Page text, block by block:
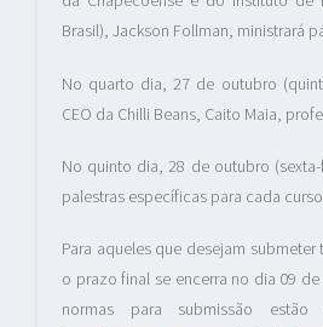
Brasil), Jackson Follman, ministrará
No quarto dia, 27 de outubro
CEO da Chilli Beans, Caito Maia,
No quinto dia, 28 de outubro
palestras específicas para cada
Para aqueles que desejam
o prazo final se encerra no dia 09
normas para submissão estão